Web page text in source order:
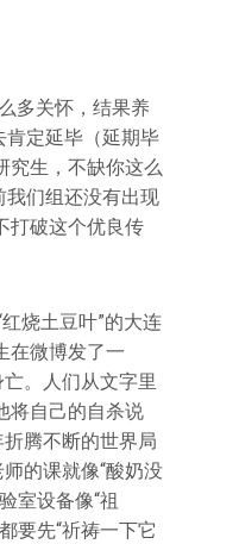
多关怀，结果养
肯定延毕（延期毕
究生，不缺你这么
我们组还没有出现
打破这个优良传
烧土豆叶”的大连
在微博发了一
。人们从文字里
将自己的自杀说
折腾不断的世界局
的课就像“酸奶没
室设备像“祖
要先“祈祷一下它